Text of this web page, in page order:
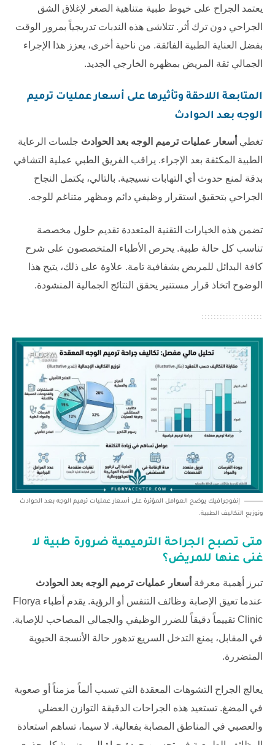
يعتمد الجراح على خيوط طبية متناهية الصغر لإغلاق الشق
الجراحي دون ترك أثر. تتلاشى هذه الندبات تدريجياً بمرور الوقت
بفضل العناية الطبية الفائقة. من ناحية أخرى، يعزز هذا الإجراء
الجمالي ثقة المريض بمظهره الخارجي الجديد.
المتابعة اللاحقة وتأثيرها على أسعار عمليات ترميم
الوجه بعد الحوادث
تغطي أسعار عمليات ترميم الوجه بعد الحوادث جلسات الرعاية
الطبية المكثفة بعد الإجراء. يراقب الفريق الطبي عملية التشافي
بدقة لمنع حدوث أي التهابات نسيجية. بالتالي، يكتمل النجاح
الجراحي بتحقيق استقرار وظيفي دائم ومظهر متناغم للوجه.
تضمن هذه الخيارات التقنية المتعددة تقديم حلول مخصصة
تناسب كل حالة طبية. يحرص الأطباء المتخصصون على شرح
كافة البدائل للمريض بشفافية تامة. علاوة على ذلك، يتيح هذا
الوضوح اتخاذ قرار مستنير يحقق النتائج الجمالية المنشودة.
إنفوجرافيك يوضح العوامل المؤثرة على أسعار عمليات ترميم الوجه بعد الحوادث
وتوزيع التكاليف الطبية.
متى تصبح الجراحة الترميمية ضرورة طبية لا
غنى عنها للمريض؟
تبرز أهمية معرفة أسعار عمليات ترميم الوجه بعد الحوادث
عندما تعيق الإصابة وظائف التنفس أو الرؤية. يقدم أطباء Florya
Clinic تقييماً دقيقاً للضرر الوظيفي والجمالي المصاحب للإصابة.
في المقابل، يمنع التدخل السريع تدهور حالة الأنسجة الحيوية
المتضررة.
يعالج الجراح التشوهات المعقدة التي تسبب ألماً مزمناً أو صعوبة
في المضغ. تستعيد هذه الجراحات الدقيقة التوازن العضلي
والعصبي في المناطق المصابة بفعالية. لا سيما، تساهم استعادة